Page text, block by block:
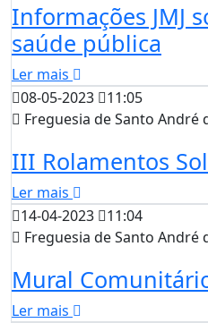
Informações JMJ
saúde pública
Ler mais
08-05-2023
11:05
Freguesia de Santo André
III Rolamentos
Ler mais
14-04-2023
11:04
Freguesia de Santo André
Mural
Ler mais